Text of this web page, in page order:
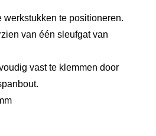
werkstukken te positioneren.
van één sleufgat van
vast te klemmen door